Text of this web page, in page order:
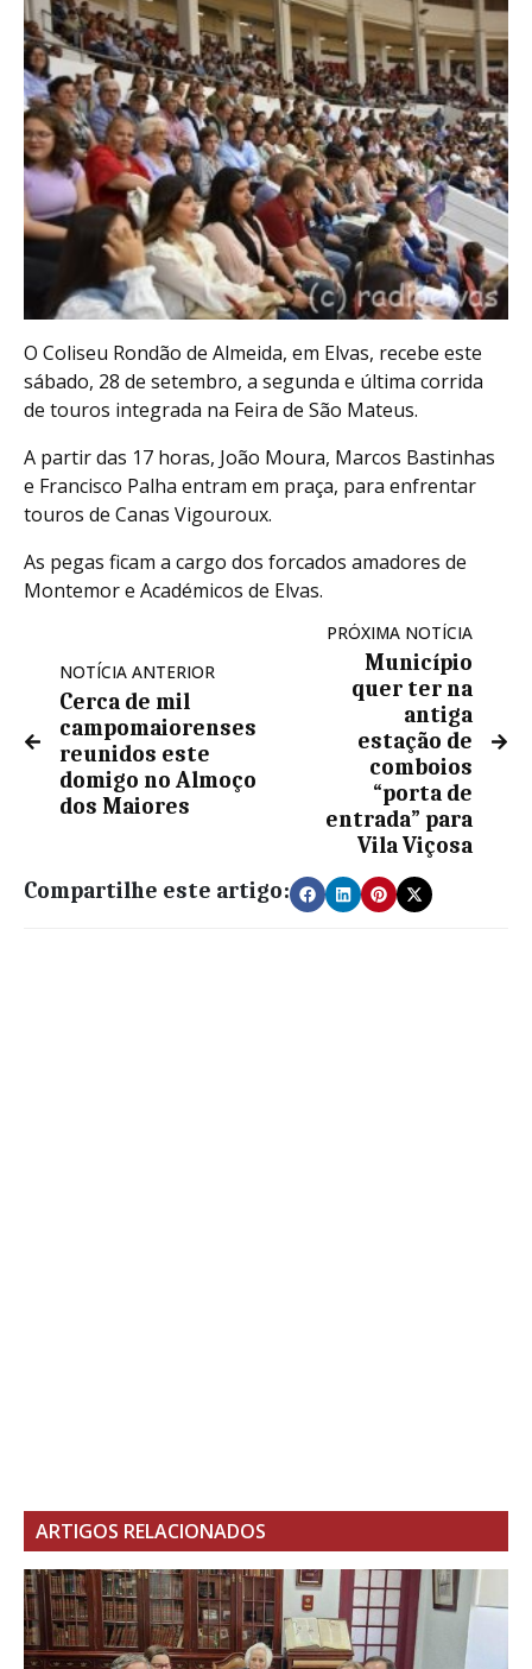
O Coliseu Rondão de Almeida, em Elvas, recebe este
sábado, 28 de setembro, a segunda e última corrida
de touros integrada na Feira de São Mateus.
A partir das 17 horas, João Moura, Marcos Bastinhas
e Francisco Palha entram em praça, para enfrentar
touros de Canas Vigouroux.
As pegas ficam a cargo dos forcados amadores de
Montemor e Académicos de Elvas.
NOTÍCIA ANTERIOR
Cerca de mil
campomaiorenses
reunidos este
domigo no Almoço
dos Maiores
PRÓXIMA NOTÍCIA
Município
quer ter na
antiga
estação de
comboios
“porta de
entrada” para
Vila Viçosa
Compartilhe este artigo:
ARTIGOS RELACIONADOS